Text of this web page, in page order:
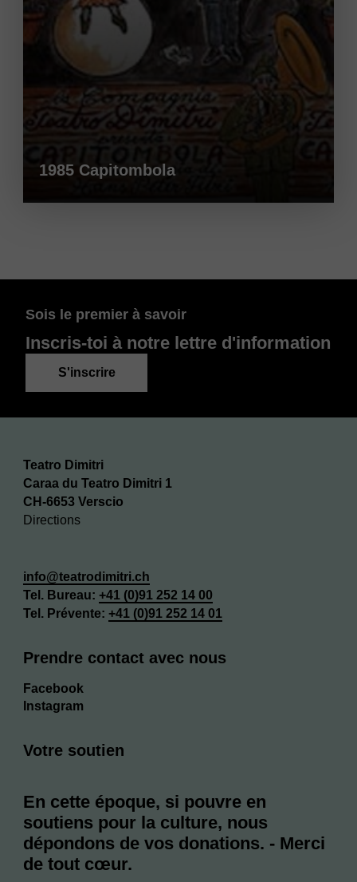
1985 Capitombola
Sois le premier à savoir
Inscris-toi à notre lettre d'information
S'inscrire
Teatro Dimitri
Caraa du Teatro Dimitri 1
CH-6653 Verscio
Directions
info@teatrodimitri.ch
Tel. Bureau: +41 (0)91 252 14 00
Tel. Prévente: +41 (0)91 252 14 01
Prendre contact avec nous
Facebook
Instagram
Votre soutien
En cette époque, si pouvre en
soutiens pour la culture, nous
dépondons de vos donations. - Merci
de tout cœur.